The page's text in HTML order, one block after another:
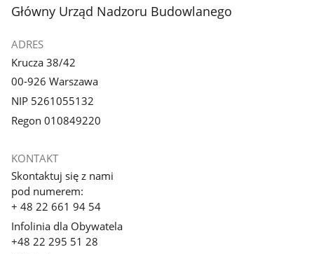
stopka
Główny Urząd Nadzoru Budowlanego
ADRES
Krucza 38/42
00-926 Warszawa
NIP 5261055132
Regon 010849220
KONTAKT
Skontaktuj się z nami
pod numerem:
+ 48 22 661 94 54
Infolinia dla Obywatela
+48 22 295 51 28